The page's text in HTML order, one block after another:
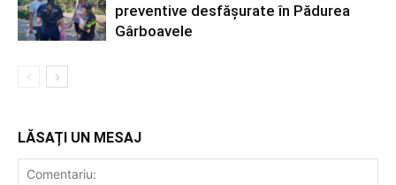
preventive desfășurate în Pădurea
Gârboavele
LĂSAȚI UN MESAJ